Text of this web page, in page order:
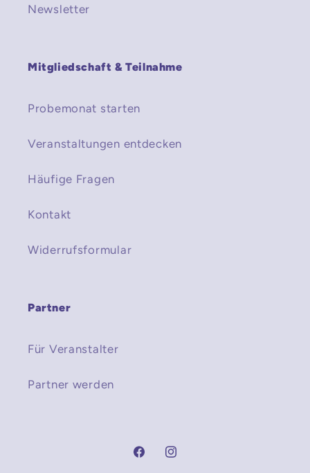
Newsletter
Mitgliedschaft & Teilnahme
Probemonat starten
Veranstaltungen entdecken
Häufige Fragen
Kontakt
Widerrufsformular
Partner
Für Veranstalter
Partner werden
FacebookInstagram